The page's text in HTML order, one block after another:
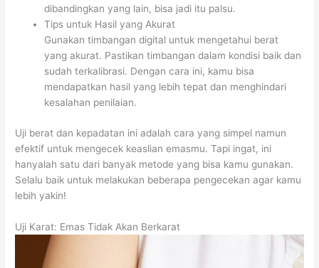
dibandingkan yang lain, bisa jadi itu palsu.
Tips untuk Hasil yang Akurat
Gunakan timbangan digital untuk mengetahui berat
yang akurat. Pastikan timbangan dalam kondisi baik dan
sudah terkalibrasi. Dengan cara ini, kamu bisa
mendapatkan hasil yang lebih tepat dan menghindari
kesalahan penilaian.
Uji berat dan kepadatan ini adalah cara yang simpel namun
efektif untuk mengecek keaslian emasmu. Tapi ingat, ini
hanyalah satu dari banyak metode yang bisa kamu gunakan.
Selalu baik untuk melakukan beberapa pengecekan agar kamu
lebih yakin!
Uji Karat: Emas Tidak Akan Berkarat